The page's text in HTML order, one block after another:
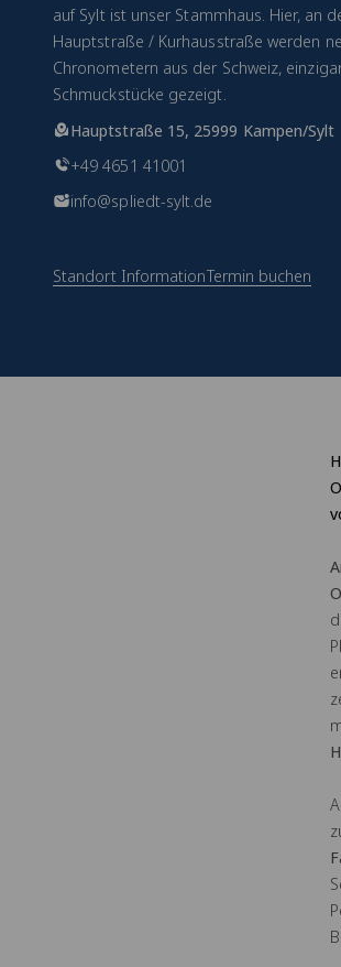
auf Sylt ist unser Stammhaus. Hier, an
Hauptstraße / Kurhausstraße werden
Chronometern aus der Schweiz,
Schmuckstücke gezeigt.
Hauptstraße 15, 25999 Kampen/Sylt
+49 4651 41001
info@spliedt-sylt.de
Standort InformationTermin buchen